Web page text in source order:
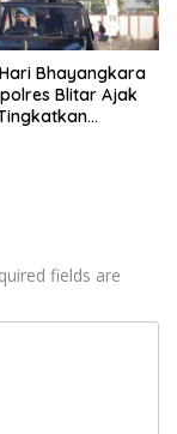
Bhayangkara
Blitar Ajak
fields are